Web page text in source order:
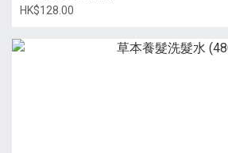
HK$128.00